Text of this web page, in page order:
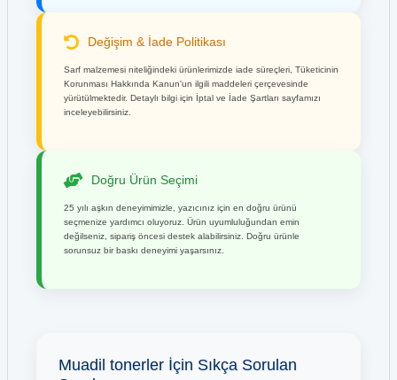
Değişim & İade Politikası
Sarf malzemesi niteliğindeki ürünlerimizde iade süreçleri, Tüketicinin
Korunması Hakkında Kanun'un ilgili maddeleri çerçevesinde
yürütülmektedir. Detaylı bilgi için İptal ve İade Şartları sayfamızı
inceleyebilirsiniz.
Doğru Ürün Seçimi
25 yılı aşkın deneyimimizle, yazıcınız için en doğru ürünü
seçmenize yardımcı oluyoruz. Ürün uyumluluğundan emin
değilseniz, sipariş öncesi destek alabilirsiniz. Doğru ürünle
sorunsuz bir baskı deneyimi yaşarsınız.
Muadil tonerler İçin Sıkça Sorulan